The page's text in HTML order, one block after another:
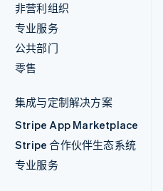
非营利组织
专业服务
公共部门
零售
集成与定制解决方案
Stripe App Marketplace
Stripe 合作伙伴生态系统
专业服务